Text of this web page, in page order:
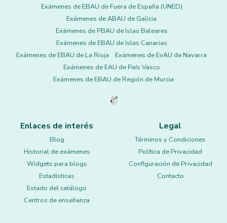
Exámenes de EBAU de Fuera de España (UNED)
Exámenes de ABAU de Galicia
Exámenes de PBAU de Islas Baleares
Exámenes de EBAU de Islas Canarias
Exámenes de EBAU de La Rioja
Exámenes de EvAU de Navarra
Exámenes de EAU de País Vasco
Exámenes de EBAU de Región de Murcia
Enlaces de interés
Blog
Historial de exámenes
Widgets para blogs
Estadísticas
Estado del catálogo
Centros de enseñanza
Legal
Términos y Condiciones
Política de Privacidad
Configuración de Privacidad
Contacto